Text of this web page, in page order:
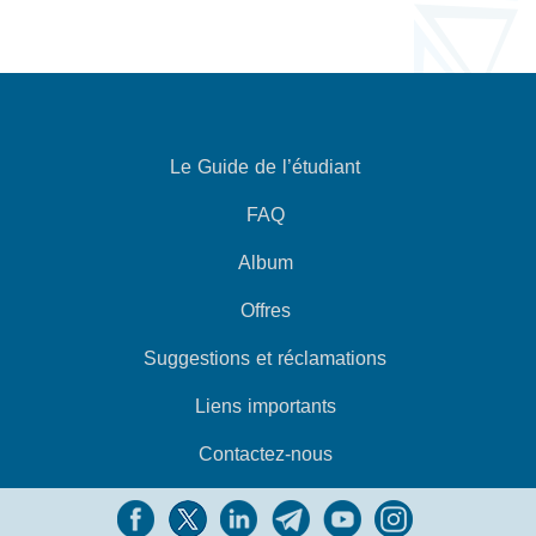
Le Guide de l’étudiant
FAQ
Album
Offres
Suggestions et réclamations
Liens importants
Contactez-nous